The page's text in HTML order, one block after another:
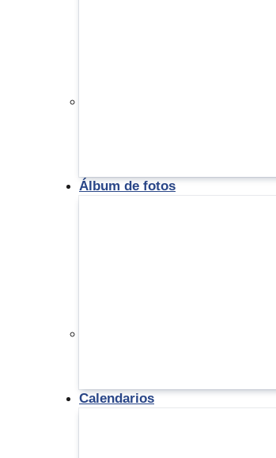
Álbum de fotos
Calendarios